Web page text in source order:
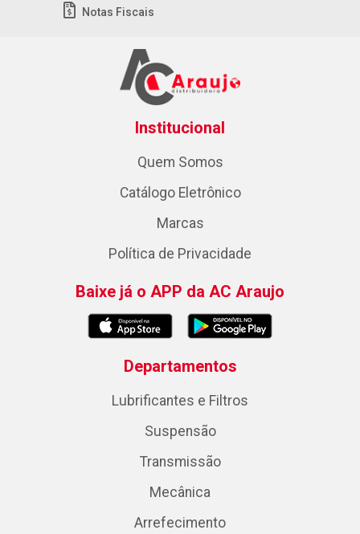
Notas Fiscais
Institucional
Quem Somos
Catálogo Eletrônico
Marcas
Política de Privacidade
Baixe já o APP da AC Araujo
Departamentos
Lubrificantes e Filtros
Suspensão
Transmissão
Mecânica
Arrefecimento